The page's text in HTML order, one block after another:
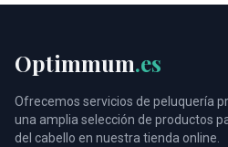
Optimmum.es
Ofrecemos servicios de peluquería
una amplia selección de productos
del cabello en nuestra tienda online.